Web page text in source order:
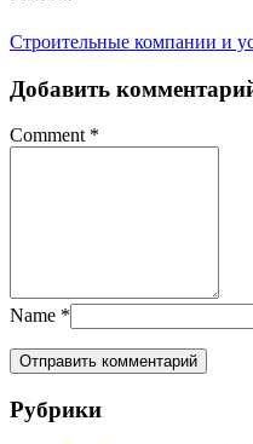
Строительные компании и
Добавить
Comment *
Name *
Рубрики